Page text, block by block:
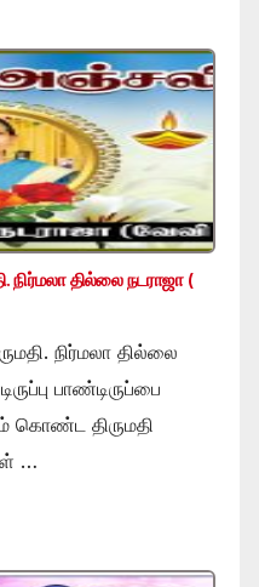
நிர்மலா தில்லை நடராஜா (
நிர்மலா தில்லை
பாண்டிருப்பை
கொண்ட திருமதி
…